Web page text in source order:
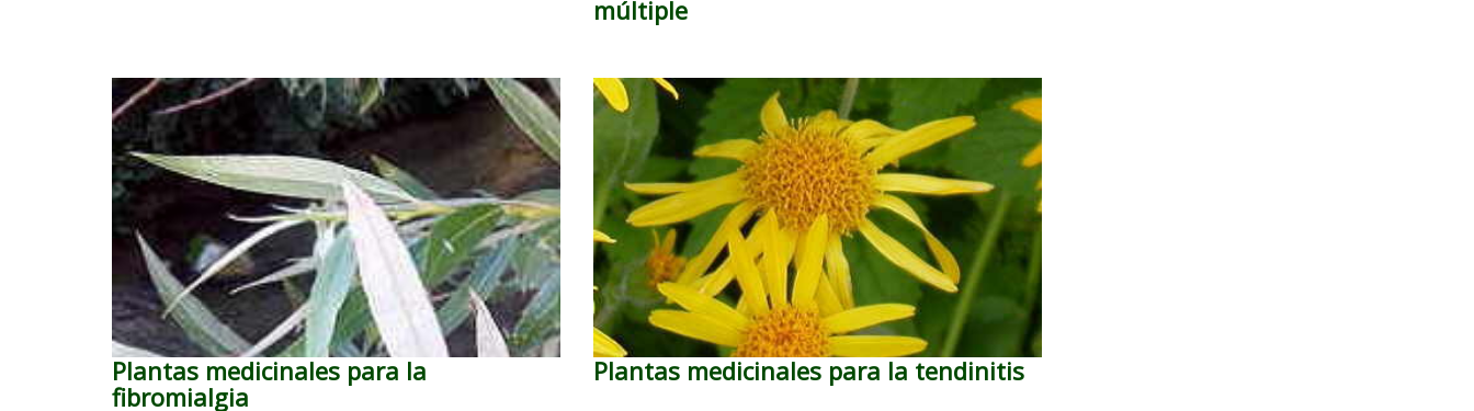
múltiple
Plantas medicinales para la
fibromialgia
Plantas medicinales para la tendinitis